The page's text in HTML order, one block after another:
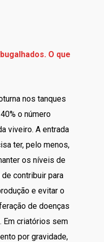
O que
nos tanques
o número
viveiro. A entrada
ter, pelo menos,
os níveis de
contribuir para
e evitar o
de doenças
Em criatórios sem
por gravidade,